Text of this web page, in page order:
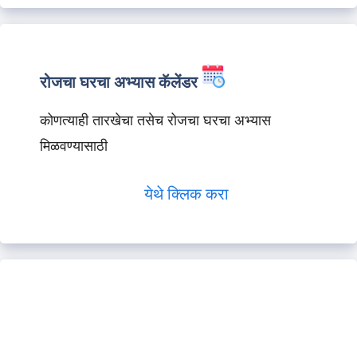
रोजचा घरचा अभ्यास कॅलेंडर
कोणत्याही तारखेचा तसेच रोजचा घरचा अभ्यास
मिळवण्यासाठी
येथे क्लिक करा